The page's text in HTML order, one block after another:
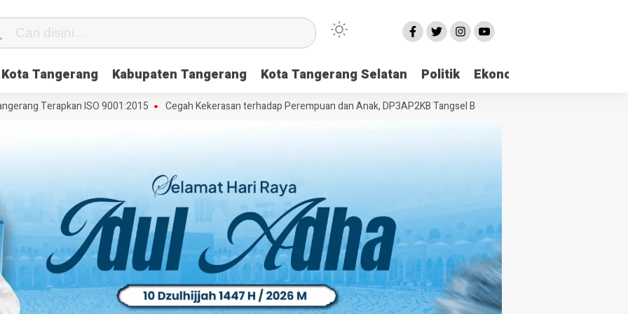
Kota Tangerang Kabupaten Tangerang Kota Tangerang Selatan Politik Ekonomi
Terapkan ISO 9001:2015 Cegah Kekerasan terhadap Perempuan dan Anak, DP3AP2KB Tangsel Bekali Masyarakat Manajemen Stres